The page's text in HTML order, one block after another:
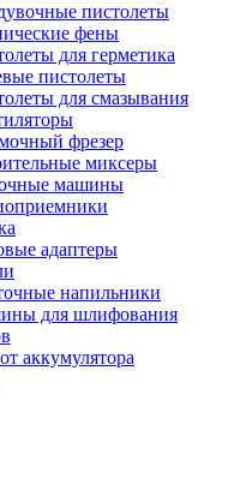
пистолеты
фены
для герметика
пистолеты
для смазывания
фрезер
миксеры
машины
адаптеры
напильники
для шлифования
аккумулятора